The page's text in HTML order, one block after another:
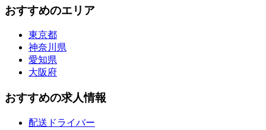
おすすめのエリア
東京都
神奈川県
愛知県
大阪府
おすすめの求人情報
配送ドライバー